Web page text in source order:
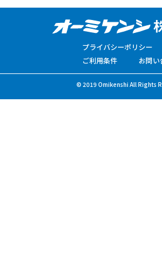
プライバシーポリシー
ご利用条件
お問い
© 2019 Omikenshi All Rights